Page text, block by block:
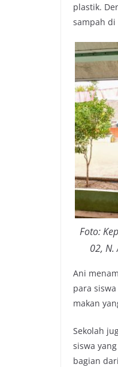
plastik.
sampah di
Foto:
02, N.
Ani
para
makan
Sekolah
siswa
bagian